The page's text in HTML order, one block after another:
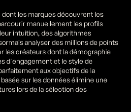
les marques découvrent les
manuellement les profils
intuition, des algorithmes
analyser des millions de points
les créateurs dont la démographie
d'engagement et le style de
aux objectifs de la
sur les données élimine une
lors de la sélection des